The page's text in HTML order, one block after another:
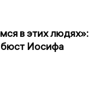
в этих людях»:
бюст Иосифа